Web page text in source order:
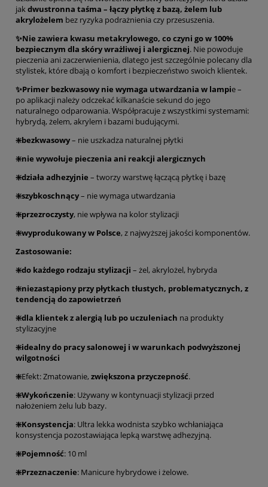
jakdwustronna taśma – łączy płytkę z bazą, żelem lub
akrylożelem bez ryzyka podrażnienia czy przesuszenia.
✨Nie zawiera kwasu metakrylowego, co czyni go w 100%
bezpiecznym dla skóry wrażliwej i alergicznej. Nie powoduje
pieczenia ani zaczerwienienia, dlatego jest szczególnie polecany dla
stylistek, które dbają o komfort i bezpieczeństwo swoich klientek.
✨Primer bezkwasowy nie wymaga utwardzania w lampie –
po aplikacji należy odczekać kilkanaście sekund do jego
naturalnego odparowania. Współpracuje z wszystkimi systemami:
hybrydą, żelem, akrylem i bazami budującymi.
❇️bezkwasowy– nie uszkadza naturalnej płytki
❇️nie wywołuje pieczenia ani reakcji alergicznych
❇️działa adhezyjnie – tworzy warstwę łączącą płytkę i bazę
❇️szybkoschnący– nie wymaga utwardzania
❇️przezroczysty, nie wpływa na kolor stylizacji
❇️wyprodukowany w Polsce, z najwyższej jakości komponentów.
Zastosowanie:
❇️do każdego rodzaju stylizacji – żel, akrylożel, hybryda
❇️niezastąpiony przy płytkach tłustych, problematycznych, z
tendencją do zapowietrzeń
❇️dla klientek z alergią lub po uczuleniach na produkty
stylizacyjne
❇️idealny do pracy salonowej i w warunkach podwyższonej
wilgotności
❇️Efekt: Zmatowanie, zwiększona przyczepność.
❇️Wykończenie: Używany w kontynuacji stylizacji przed
nałożeniem żelu lub bazy.
❇️Konsystencja: Ultra lekka wodnista szybko wchłaniająca
konsystencja pozostawiająca lepką warstwę adhezyjną.
❇️Pojemność: 10 ml
❇️Przeznaczenie: Manicure hybrydowe i żelowe.